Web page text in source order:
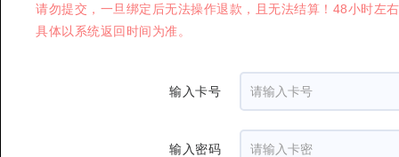
请勿提交，一旦绑定后无法操作退款，且无法结算！48小时
具体以系统返回时间为准。
输入卡号
输入密码